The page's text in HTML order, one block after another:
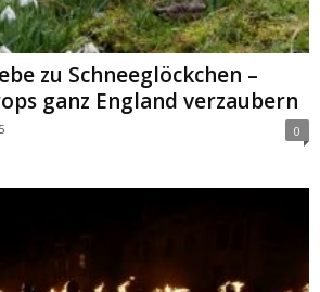
zu Schneeglöckchen –
ganz England verzaubern
0